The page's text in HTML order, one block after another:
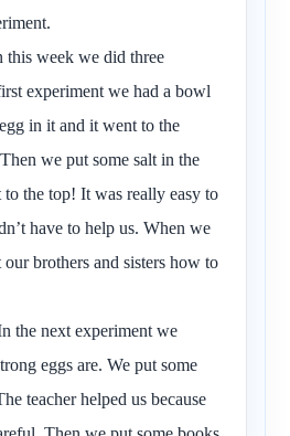
this week we did three
experiment we had a bowl
in it and it went to the
we put some salt in the
to the top! It was really easy to
have to help us. When we
brothers and sisters how to
the next experiment we
eggs are. We put some
teacher helped us because